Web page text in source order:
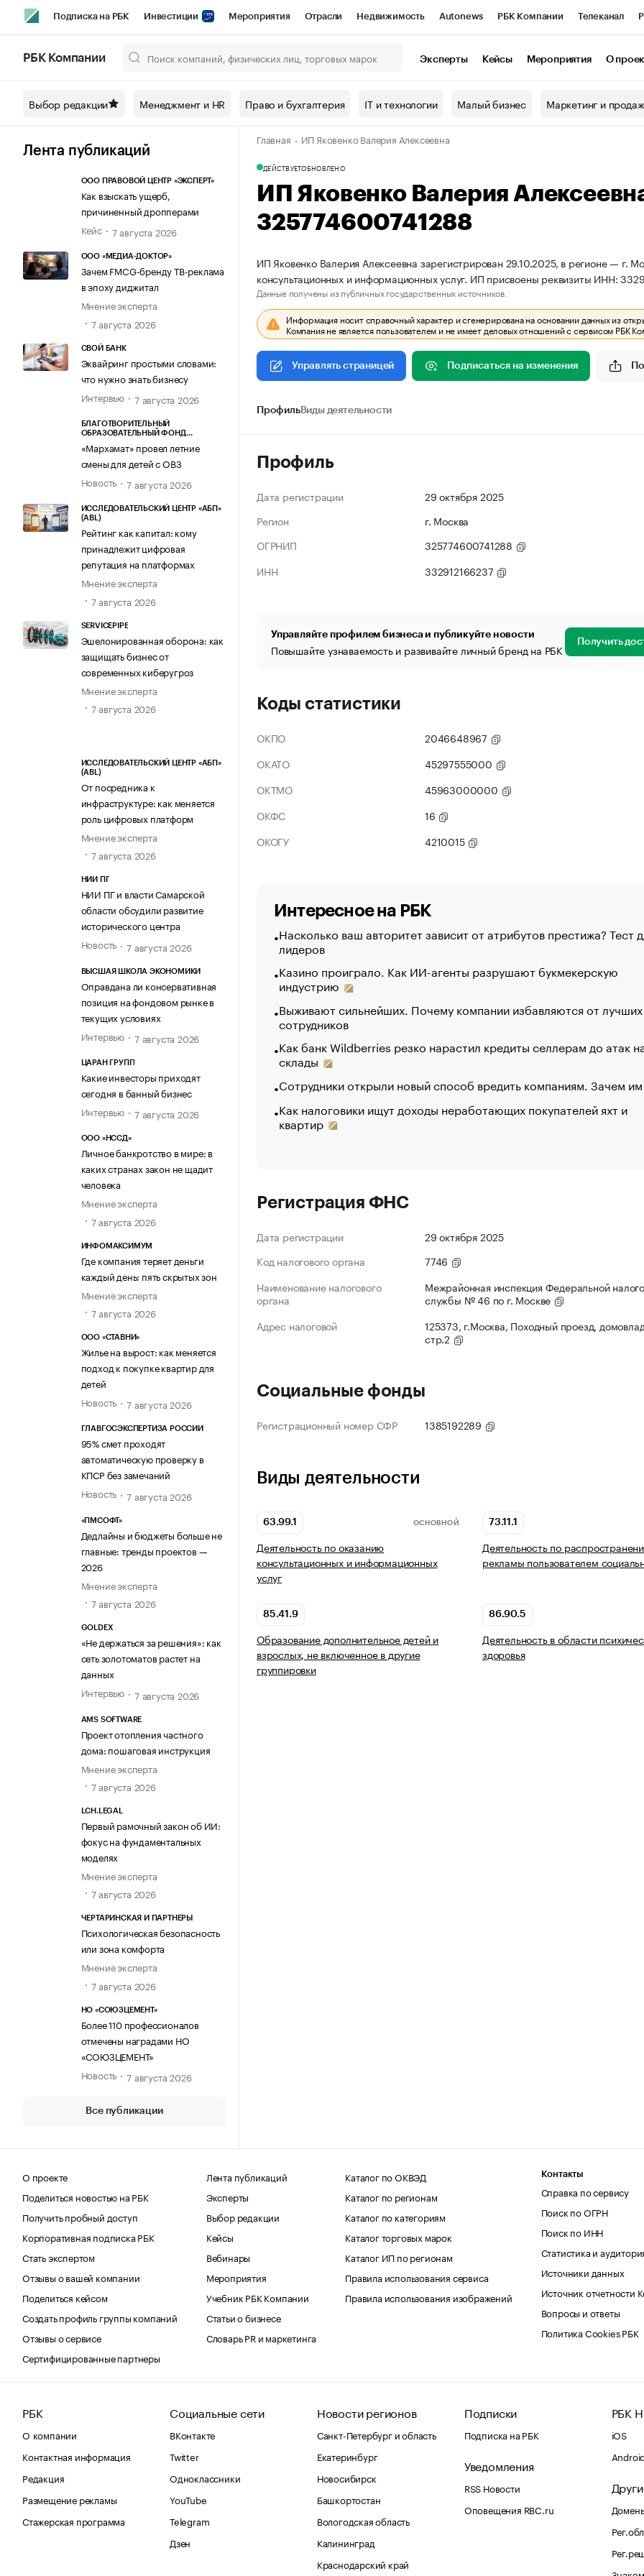
Подписка на РБК Инвестиции Мероприятия Отрасли Недвижимость Autonews РБК Компании Телеканал
Спецпроекты СПб Конференции СПб Спецпроекты Проверка контрагентов
Технологии и медиа Рынок наличной валюты
РБК Компании Эксперты Кейсы Мероприятия О
Выбор редакции Менеджмент и HR Право и бухгалтерия IT и технологии Малый бизнес Маркетинг и
Лента публикаций
ООО ПРАВОВОЙ ЦЕНТР «ЭКСПЕРТ»
Как взыскать ущерб,
причиненный дропперами
Кейс
7 августа 2026
ООО «МЕДИА-ДОКТОР»
Зачем FMCG-бренду ТВ-реклама
в эпоху диджитал
Мнение эксперта
7 августа 2026
СВОЙ БАНК
Эквайринг простыми словами:
что нужно знать бизнесу
Интервью
7 августа 2026
БЛАГОТВОРИТЕЛЬНЫЙ
ОБРАЗОВАТЕЛЬНЫЙ ФОНД
«Мархамат» провел летние
смены для детей с ОВЗ
Новость
7 августа 2026
ИССЛЕДОВАТЕЛЬСКИЙ ЦЕНТР «АБП»
(ABL)
Рейтинг как капитал: кому
принадлежит цифровая
репутация на платформах
Мнение эксперта
7 августа 2026
SERVICEPIPE
Эшелонированная оборона: как
защищать бизнес от
современных киберугроз
Мнение эксперта
7 августа 2026
ИССЛЕДОВАТЕЛЬСКИЙ ЦЕНТР «АБП»
(ABL)
От посредника к
инфраструктуре: как меняется
роль цифровых платформ
Мнение эксперта
7 августа 2026
НИИ ПГ
НИИ ПГ и власти Самарской
области обсудили развитие
исторического центра
Новость
7 августа 2026
ВЫСШАЯ ШКОЛА ЭКОНОМИКИ
Оправдана ли консервативная
позиция на фондовом рынке в
текущих условиях
Интервью
7 августа 2026
ЦАРАН ГРУПП
Какие инвесторы приходят
сегодня в банный бизнес
Интервью
7 августа 2026
ООО «НССД»
Личное банкротство в мире: в
каких странах закон не щадит
человека
Мнение эксперта
7 августа 2026
ИНФОМАКСИМУМ
Где компания теряет деньги
каждый день: пять скрытых зон
Мнение эксперта
7 августа 2026
ООО «СТАВНИ»
Жилье на вырост: как меняется
подход к покупке квартир для
детей
Новость
7 августа 2026
ГЛАВГОСЭКСПЕРТИЗА РОССИИ
95% смет проходят
автоматическую проверку в
КПСР без замечаний
Новость
7 августа 2026
«ПМСОФТ»
Дедлайны и бюджеты больше не
главные: тренды проектов —
2026
Мнение эксперта
7 августа 2026
GOLDEX
«Не держаться за решения»: как
сеть золотоматов растет на
данных
Интервью
7 августа 2026
AMS SOFTWARE
Проект отопления частного
дома: пошаговая инструкция
Мнение эксперта
7 августа 2026
LCH.LEGAL
Первый рамочный закон об ИИ:
фокус на фундаментальных
моделях
Мнение эксперта
7 августа 2026
ЧЕРТАРИНСКАЯ И ПАРТНЕРЫ
Психологическая безопасность
или зона комфорта
Мнение эксперта
7 августа 2026
НО «СОЮЗЦЕМЕНТ»
Более 110 профессионалов
отмечены наградами НО
«СОЮЗЦЕМЕНТ»
Новость
7 августа 2026
Все публикации
Главная ИП Яковенко Валерия Алексеевна
ДЕЙСТВУЕТОБНОВЛЕНО
ИП Яковенко Валерия
325774600741288
ИП Яковенко Валерия Алексеевна зарегистрирован 29.10.2025, в регионе — г.
консультационных и информационных услуг. ИП присвоены реквизиты ИНН:
Данные получены из публичных государственных источников.
Информация носит справочный характер и сгенерирована на основании данных из
Компания не является пользователем и не имеет деловых отношений с сервисом РБК
Управлять страницей Подписаться на изменения
ПрофильВиды деятельности
Профиль
Дата регистрации
29 октября 2025
Регион
г. Москва
ОГРНИП
325774600741288
ИНН
332912166237
Управляйте профилем бизнеса и публикуйте новости
Повышайте узнаваемость и развивайте личный бренд на РБК Получить
Коды статистики
ОКПО
2046648967
ОКАТО
45297555000
ОКТМО
45963000000
ОКФС
16
ОКОГУ
4210015
Интересное на РБК
Насколько ваш авторитет зависит от атрибутов престижа? Тест
лидеров
Казино проиграло. Как ИИ-агенты разрушают букмекерскую
индустрию
Выживают сильнейших. Почему компании избавляются от лучших
сотрудников
Как банк Wildberries резко нарастил кредиты селлерам до атак
склады
Сотрудники открыли новый способ вредить компаниям. Зачем
Как налоговики ищут доходы неработающих покупателей яхт и
квартир
Регистрация ФНС
Дата регистрации
29 октября 2025
Код налогового органа
7746
Наименование налогового
органа
Межрайонная инспекция Федеральной
службы № 46 по г. Москве
Адрес налоговой
125373, г.Москва, Походный проезд,
стр.2
Социальные фонды
Регистрационный номер СФР 1385192289
Виды деятельности
63.99.1 ОСНОВНОЙ
Деятельность по оказанию
консультационных и информационных
услуг
73.11.1
Деятельность по
рекламы пользователем
85.41.9
Образование дополнительное детей и
взрослых, не включенное в другие
группировки
86.90.5
Деятельность в области
здоровья
О проекте
Поделиться новостью на РБК
Получить пробный доступ
Корпоративная подписка РБК
Стать экспертом
Отзывы о вашей компании
Поделиться кейсом
Создать профиль группы компаний
Отзывы о сервисе
Сертифицированные партнеры
Лента публикаций
Эксперты
Выбор редакции
Кейсы
Вебинары
Мероприятия
Учебник РБК Компании
Статьи о бизнесе
Словарь PR и маркетинга
Каталог по ОКВЭД
Каталог по регионам
Каталог по категориям
Каталог торговых марок
Каталог ИП по регионам
Правила использования сервиса
Правила использования изображений
Контакты
Справка по сервису
Поиск по ОГРН
Поиск по ИНН
Статистика и
Источники данных
Источник отчетности
Вопросы и ответы
Политика Cookies РБК
РБК
О компании
Контактная информация
Редакция
Размещение рекламы
Стажерская программа
Социальные сети
ВКонтакте
Twitter
Одноклассники
YouTube
Telegram
Дзен
Новости регионов
Санкт-Петербург и область
Екатеринбург
Новосибирск
Башкортостан
Вологодская область
Калининград
Краснодарский край
Подписки
Подписка на РБК
Уведомления
RSS Новости
Оповещения RBC.ru
РБК
iOS